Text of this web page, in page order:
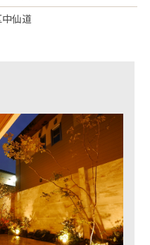
仙道